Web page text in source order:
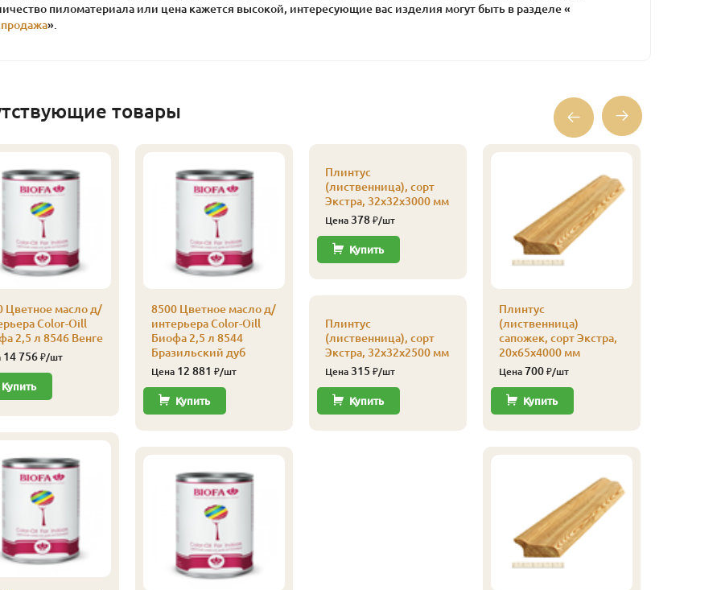
пиломатериала или цена кажется высокой, интересующие вас изделия могут быть в разделе «
».
товары
Цветное масло д/
Color-Oill
2,5 л 8546 Венге
14 756₽/шт
Купить
8500 Цветное масло д/
интерьера Color-Oill
Биофа 2,5 л 8544
Бразильский дуб
Цена 12 881 ₽/шт
Купить
Плинтус
(лиственница), сорт
Экстра, 32х32х3000 мм
Цена 378₽/шт
Купить
Плинтус
(лиственница), сорт
Экстра, 32х32х2500 мм
Цена 315 ₽/шт
Купить
Плинтус
(лиственница)
сапожек, сорт Экстра,
20х65х4000 мм
Цена 700₽/шт
Купить